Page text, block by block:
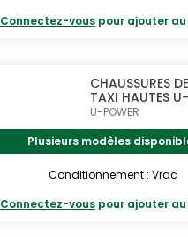
Connectez-vous pour ajouter
CHAUSSURES
TAXI HAUTES
U-POWER
Plusieurs modèles
Conditionnement : Vrac
Connectez-vous pour ajouter